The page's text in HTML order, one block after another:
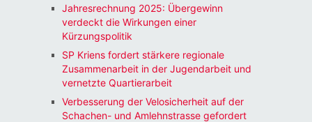
Jahresrechnung 2025: Übergewinn
verdeckt die Wirkungen einer
Kürzungspolitik
SP Kriens fordert stärkere regionale
Zusammenarbeit in der Jugendarbeit und
vernetzte Quartierarbeit
Verbesserung der Velosicherheit auf der
Schachen- und Amlehnstrasse gefordert